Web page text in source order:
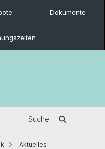
Dokumente
Suche
Aktuelles